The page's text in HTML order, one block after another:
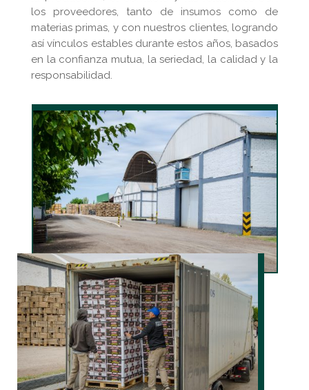
los proveedores, tanto de insumos como de
materias primas, y con nuestros clientes, logrando
así vínculos estables durante estos años, basados
en la confianza mutua, la seriedad, la calidad y la
responsabilidad.